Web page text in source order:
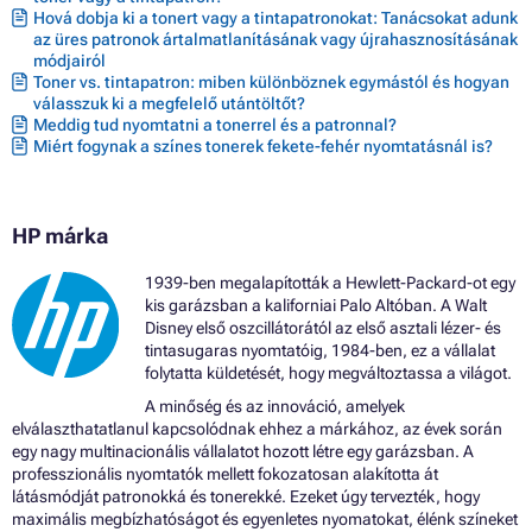
Hová dobja ki a tonert vagy a tintapatronokat: Tanácsokat adunk
az üres patronok ártalmatlanításának vagy újrahasznosításának
módjairól
Toner vs. tintapatron: miben különböznek egymástól és hogyan
válasszuk ki a megfelelő utántöltőt?
Meddig tud nyomtatni a tonerrel és a patronnal?
Miért fogynak a színes tonerek fekete-fehér nyomtatásnál is?
HP márka
1939-ben megalapították a Hewlett-Packard-ot egy
kis garázsban a kaliforniai Palo Altóban. A Walt
Disney első oszcillátorától az első asztali lézer- és
tintasugaras nyomtatóig, 1984-ben, ez a vállalat
folytatta küldetését, hogy megváltoztassa a világot.
A minőség és az innováció, amelyek
elválaszthatatlanul kapcsolódnak ehhez a márkához, az évek során
egy nagy multinacionális vállalatot hozott létre egy garázsban. A
professzionális nyomtatók mellett fokozatosan alakította át
látásmódját patronokká és tonerekké. Ezeket úgy tervezték, hogy
maximális megbízhatóságot és egyenletes nyomatokat, élénk színeket